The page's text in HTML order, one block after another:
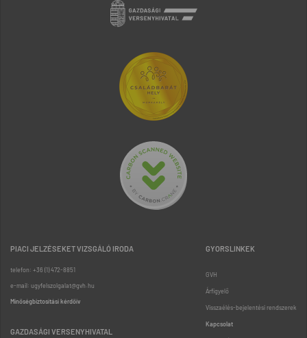
PIACI JELZÉSEKET VIZSGÁLÓ IRODA
telefon: +36 (1) 472-8851
e-mail: ugyfelszolgalat@gvh.hu
Minőségbiztosítási kérdőív
GAZDASÁGI VERSENYHIVATAL
GYORSLINKEK
GVH
Árfigyelő
Visszaélés-bejelentési rendszerek
Kapcsolat